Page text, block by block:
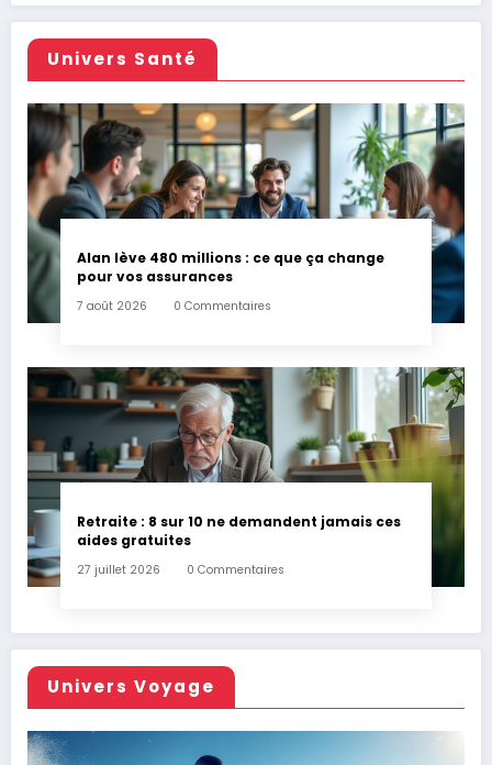
Univers Santé
Alan lève 480 millions : ce que ça change
pour vos assurances
7 août 2026 0 Commentaires
Retraite : 8 sur 10 ne demandent jamais ces
aides gratuites
27 juillet 2026 0 Commentaires
Univers Voyage